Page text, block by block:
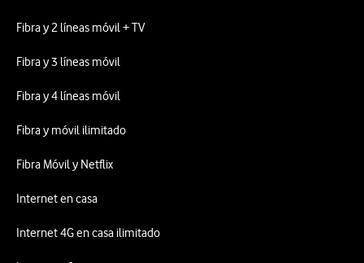
Fibra y 2 líneas móvil + TV
Fibra y 3 líneas móvil
Fibra y 4 líneas móvil
Fibra y móvil ilimitado
Fibra Móvil y Netflix
Internet en casa
Internet 4G en casa ilimitado